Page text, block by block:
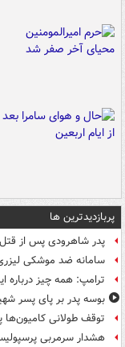
پربازدیدترین ها
پدر شاهرودی پس از
سامانه ضد موشکی
ترامپ: همه چیز درباره
بوسه‌ پدر بر پای پسر
توقف طولانی
هشدار سرمربی